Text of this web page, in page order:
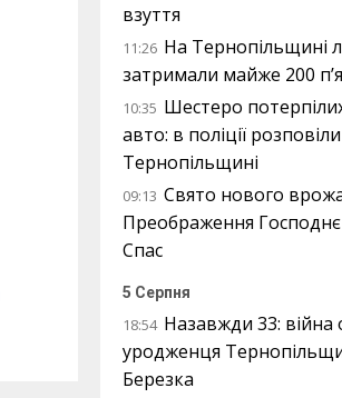
взуття
11:26 На Тернопільщині
затримали майже 200
10:35 Шестеро
авто: в поліції
Тернопільщині
09:13 Свято нового
Преображення
Спас
5 Серпня
18:54 Назавжди 33: війна
уродженця
Березка